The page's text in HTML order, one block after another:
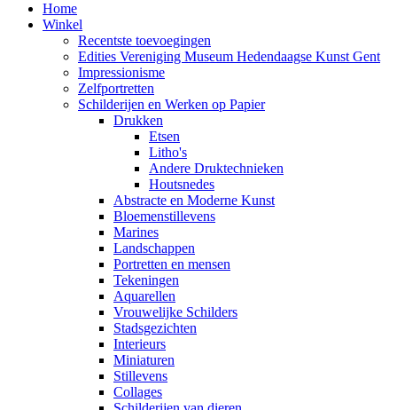
Home
Winkel
Recentste toevoegingen
Edities Vereniging Museum Hedendaagse Kunst Gent
Impressionisme
Zelfportretten
Schilderijen en Werken op Papier
Drukken
Etsen
Litho's
Andere Druktechnieken
Houtsnedes
Abstracte en Moderne Kunst
Bloemenstillevens
Marines
Landschappen
Portretten en mensen
Tekeningen
Aquarellen
Vrouwelijke Schilders
Stadsgezichten
Interieurs
Miniaturen
Stillevens
Collages